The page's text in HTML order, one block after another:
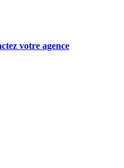
votre agence